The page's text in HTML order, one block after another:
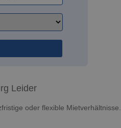
Leider
oder flexible Mietverhältnisse.